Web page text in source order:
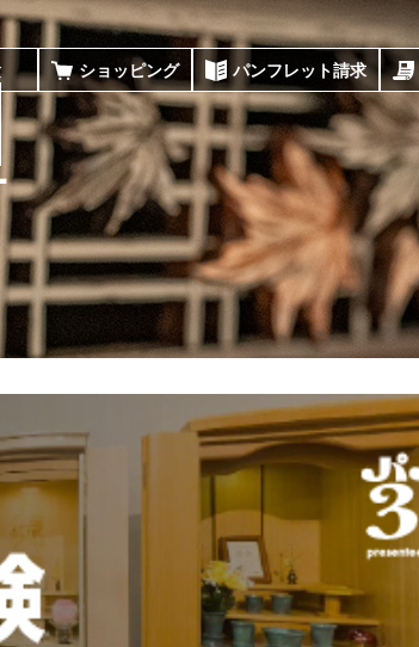
ショッピング パンフレット請求